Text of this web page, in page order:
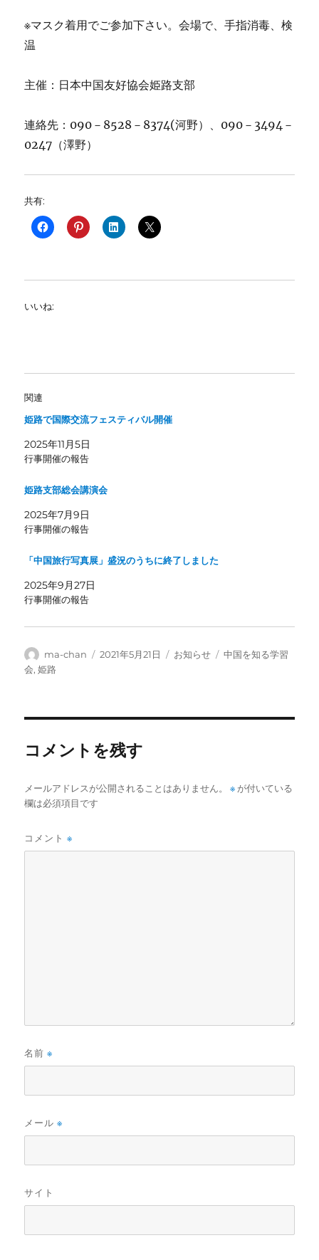
※マスク着用でご参加下さい。会場で、手指消毒、検
温
主催：日本中国友好協会姫路支部
連絡先：090－8528－8374(河野）、090－3494－
0247（澤野）
共有:
いいね:
関連
姫路で国際交流フェスティバル開催
2025年11月5日
行事開催の報告
姫路支部総会講演会
2025年7月9日
行事開催の報告
「中国旅行写真展」盛況のうちに終了しました
2025年9月27日
行事開催の報告
投
稿
ma-chan
投
2021年5月21日
カ
お知らせ
タ
中国を知る学習
会,姫路
コメントを残す
メールアドレスが公開されることはありません。 ※ が付いている
欄は必須項目です
コメント※
名前※
メール※
サイト